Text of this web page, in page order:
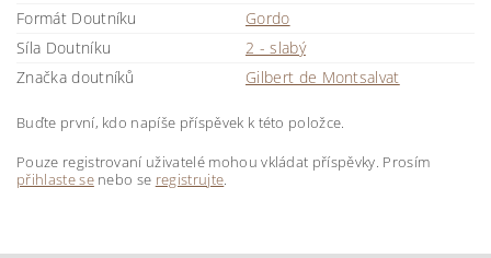
Formát Doutníku
Gordo
Síla Doutníku
2 - slabý
Značka doutníků
Gilbert de Montsalvat
Buďte první, kdo napíše příspěvek k této položce.
Pouze registrovaní uživatelé mohou vkládat příspěvky. Prosím
přihlaste senebo se registrujte